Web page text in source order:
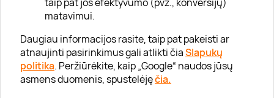
matavimui.
Daugiau informacijos rasite, taip pat pakeisti ar
atnaujinti pasirinkimus gali atlikti čiaSlapukų
politika. Peržiūrėkite, kaip „Google“ naudos jūsų
asmens duomenis, spustelėjęčia.
Tinklaraštis
Informacija